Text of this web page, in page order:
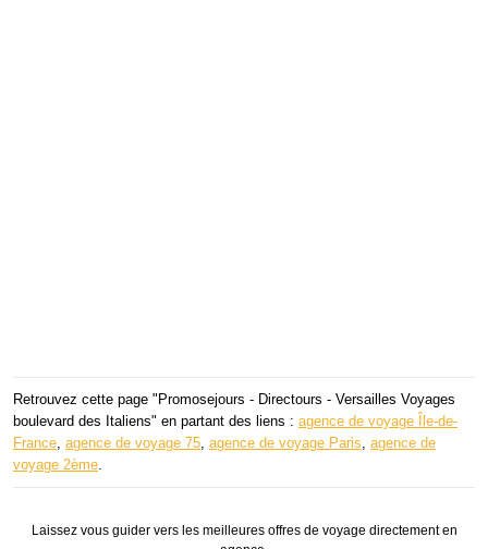
Retrouvez cette page "Promosejours - Directours - Versailles Voyages
boulevard des Italiens" en partant des liens : agence de voyage Île-de-
France agence de voyage 75 agence de voyage Paris agence de
voyage 2ème
Laissez vous guider vers les meilleures offres de voyage directement en